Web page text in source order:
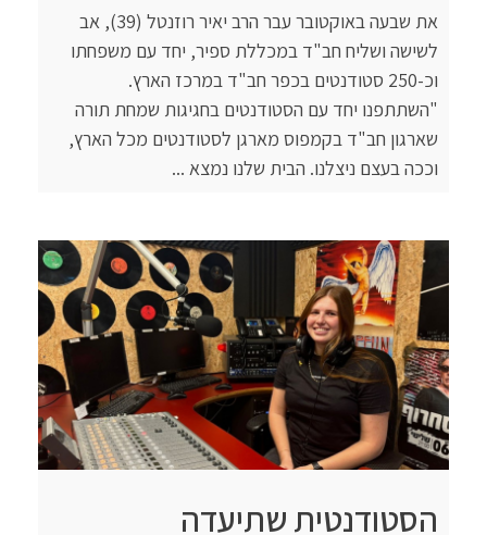
את שבעה באוקטובר עבר הרב יאיר רוזנטל (39), אב
לשישה ושליח חב"ד במכללת ספיר, יחד עם משפחתו
וכ-250 סטודנטים בכפר חב"ד במרכז הארץ.
"השתתפנו יחד עם הסטודנטים בחגיגות שמחת תורה
שארגון חב"ד בקמפוס מארגן לסטודנטים מכל הארץ,
וככה בעצם ניצלנו. הבית שלנו נמצא ...
הסטודנטית שתיעדה